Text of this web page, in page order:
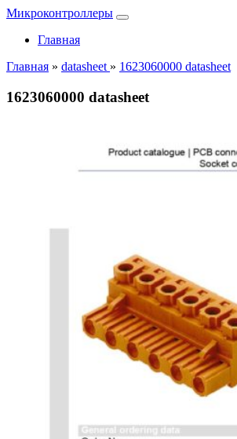
Микроконтроллеры
Главная
Главная » datasheet » 1623060000 datasheet
1623060000 datasheet